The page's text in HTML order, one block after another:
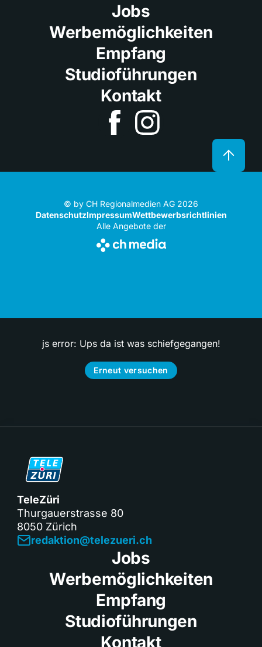
Jobs
Werbemöglichkeiten
Empfang
Studioführungen
Kontakt
© by CH Regionalmedien AG 2026
DatenschutzImpressumWettbewerbsrichtlinien
Alle Angebote der
js error: Ups da ist was schiefgegangen!
Erneut versuchen
TeleZüri
Thurgauerstrasse 80
8050 Zürich
redaktion@telezueri.ch
Jobs
Werbemöglichkeiten
Empfang
Studioführungen
Kontakt